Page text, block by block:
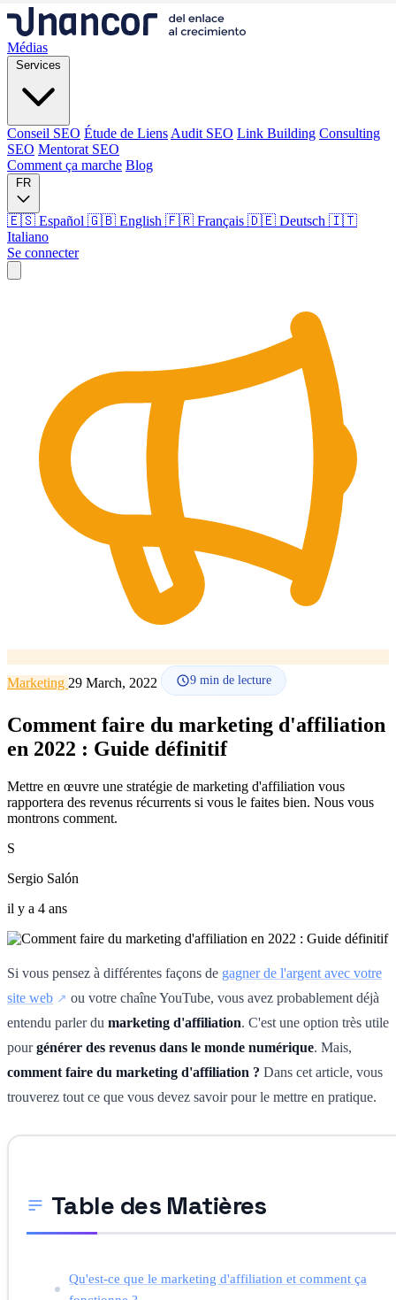
Médias
Services
Conseil SEO Étude de Liens Audit SEO Link Building Consulting
SEO Mentorat SEO
Comment ça marche Blog
FR
🇪🇸 Español 🇬🇧 English 🇫🇷 Français 🇩🇪 Deutsch 🇮🇹
Italiano
Se connecter
Étude de LiensAudit SEO Link Building
Consulting
Mentorat SEO
Comment ça marche Blog
Langue
🇪🇸 ES
🇬🇧 EN 🇫🇷 FR 🇩🇪 DE
Se connecter
Marketing 29 March, 2022 9 min de lecture
Comment faire du marketing d'affiliation
en 2022 : Guide définitif
Mettre en œuvre une stratégie de marketing d'affiliation vous
rapportera des revenus récurrents si vous le faites bien. Nous vous
montrons comment.
S
Sergio Salón
il y a 4 ans
Si vous pensez à différentes façons de gagner de l'argent avec votre
site web
ou votre chaîne YouTube, vous avez probablement déjà
entendu parler du marketing d'affiliation. C'est une option très utile
pourgénérer des revenus dans le monde numérique. Mais,
comment faire du marketing d'affiliation ? Dans cet article, vous
trouverez tout ce que vous devez savoir pour le mettre en pratique.
Table des Matières
Qu'est-ce que le marketing d'affiliation et comment ça